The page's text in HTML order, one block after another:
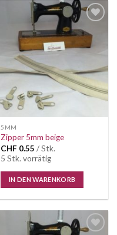
Auf die
Wunschliste
5MM
Zipper 5mm beige
CHF 0.55 / Stk.
5 Stk. vorrätig
IN DEN WARENKORB